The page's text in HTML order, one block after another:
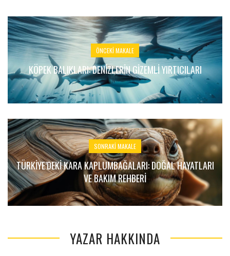
ÖNCEKI MAKALE
KÖPEK BALIKLARI: DENIZLERIN GIZEMLI YIRTICILARI
SONRAKI MAKALE
TÜRKIYE’DEKI KARA KAPLUMBAĞALARI: DOĞAL HAYATLARI
VE BAKIM REHBERI
YAZAR HAKKINDA